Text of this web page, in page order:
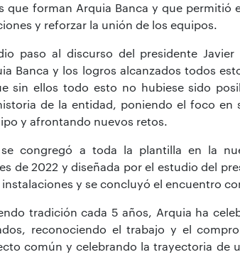
que forman Arquia Banca y que
y reforzar la unión de los equipos.
paso al discurso del presidente
Banca y los logros alcanzados todos
sin ellos todo esto no hubiese sido
de la entidad, poniendo el foco en
y afrontando nuevos retos.
congregó a toda la plantilla en la
de 2022 y diseñada por el estudio del
y se concluyó el encuentro
tradición cada 5 años, Arquia ha
reconociendo el trabajo y el
común y celebrando la trayectoria de